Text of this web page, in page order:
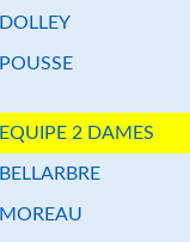
DOLLEY
POUSSE
EQUIPE 2 DAMES
BELLARBRE
MOREAU